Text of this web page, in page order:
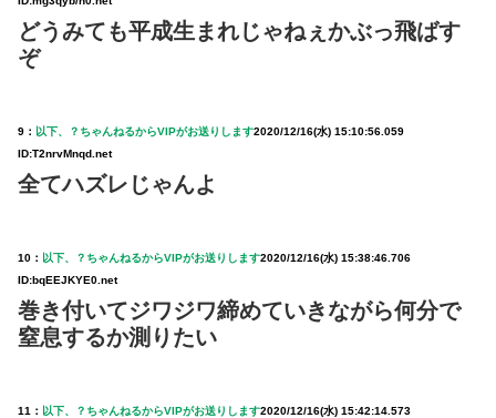
どうみても平成生まれじゃねぇかぶっ飛ばす
ぞ
9： 以下、？ちゃんねるからVIPがお送りします2020/12/16(水) 15:10:56.059
ID:T2nrvMnqd.net
全てハズレじゃんよ
10： 以下、？ちゃんねるからVIPがお送りします2020/12/16(水) 15:38:46.706
ID:bqEEJKYE0.net
巻き付いてジワジワ締めていきながら何分で
窒息するか測りたい
11： 以下、？ちゃんねるからVIPがお送りします2020/12/16(水) 15:42:14.573